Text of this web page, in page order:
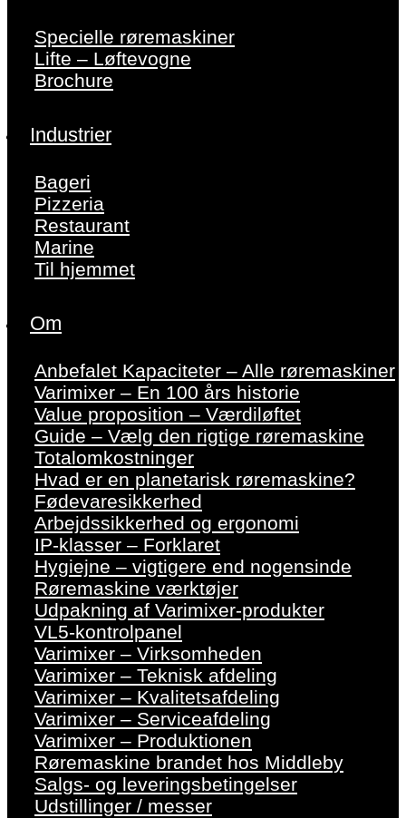
Specielle røremaskiner
Lifte – Løftevogne
Brochure
Industrier
Bageri
Pizzeria
Restaurant
Marine
Til hjemmet
Om
Anbefalet Kapaciteter – Alle røremaskiner
Varimixer – En 100 års historie
Value proposition – Værdiløftet
Guide – Vælg den rigtige røremaskine
Totalomkostninger
Hvad er en planetarisk røremaskine?
Fødevaresikkerhed
Arbejdssikkerhed og ergonomi
IP-klasser – Forklaret
Hygiejne – vigtigere end nogensinde
Røremaskine værktøjer
Udpakning af Varimixer-produkter
VL5-kontrolpanel
Varimixer – Virksomheden
Varimixer – Teknisk afdeling
Varimixer – Kvalitetsafdeling
Varimixer – Serviceafdeling
Varimixer – Produktionen
Røremaskine brandet hos Middleby
Salgs- og leveringsbetingelser
Udstillinger / messer